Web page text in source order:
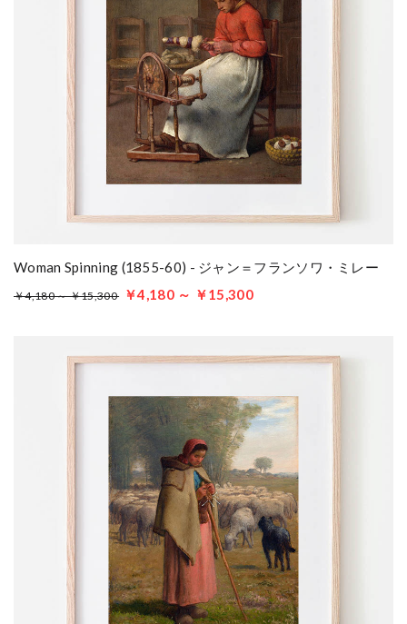
Woman Spinning (1855-60) - ジャン＝フランソワ・ミレー
￥4,180 ～ ￥15,300 ￥4,180 ～ ￥15,300